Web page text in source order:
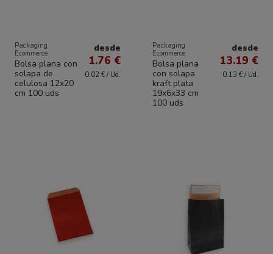
Packaging
Ecommerce
Bolsa plana con
solapa de
celulosa 12x20
cm 100 uds
desde
1.76 €
0.02 € / Ud.
Packaging
Ecommerce
Bolsa plana
con solapa
kraft plata
19x6x33 cm
100 uds
desde
13.19 €
0.13 € / Ud.